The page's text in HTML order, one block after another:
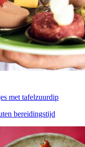
met tafelzuurdip
bereidingstijd